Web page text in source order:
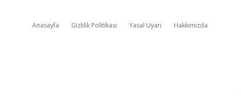
Anasayfa Gizlilik Politikası Yasal Uyarı Hakkımızda